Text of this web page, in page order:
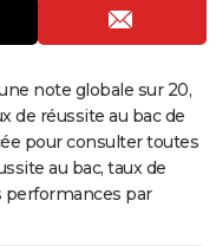
note globale sur 20,
de réussite au bac de
pour consulter toutes
au bac, taux de
performances par